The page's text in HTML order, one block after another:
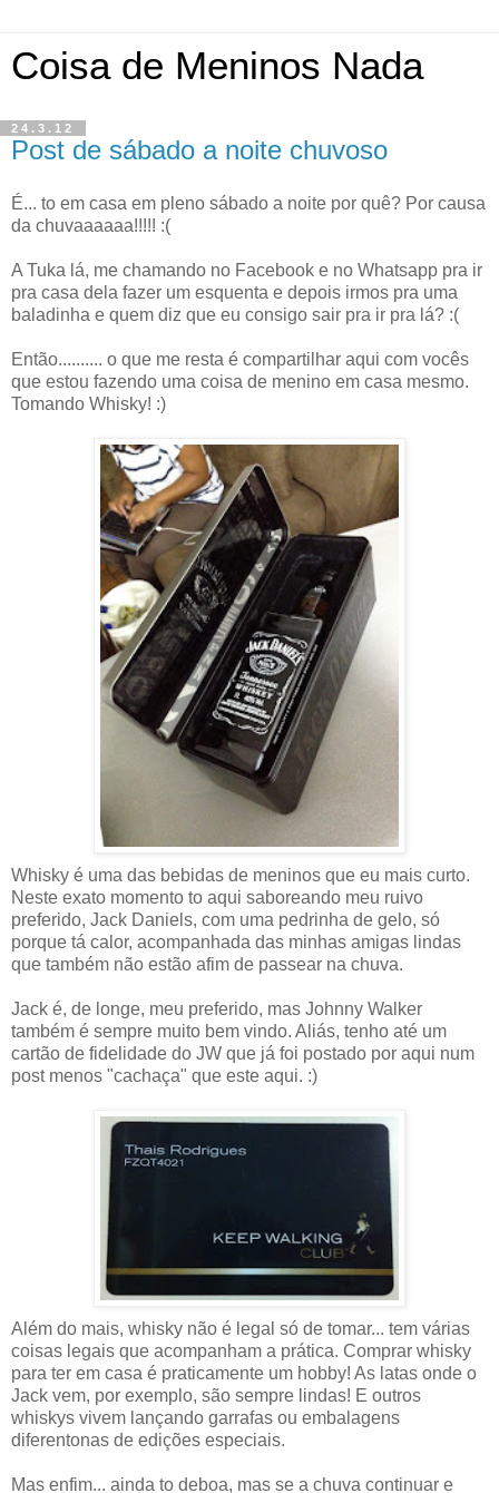
Coisa de Meninos Nada
24.3.12
Post de sábado a noite chuvoso
É... to em casa em pleno sábado a noite por quê? Por causa
da chuvaaaaaa!!!!! :(
A Tuka lá, me chamando no Facebook e no Whatsapp pra ir
pra casa dela fazer um esquenta e depois irmos pra uma
baladinha e quem diz que eu consigo sair pra ir pra lá? :(
Então.......... o que me resta é compartilhar aqui com vocês
que estou fazendo uma coisa de menino em casa mesmo.
Tomando Whisky! :)
Whisky é uma das bebidas de meninos que eu mais curto.
Neste exato momento to aqui saboreando meu ruivo
preferido, Jack Daniels, com uma pedrinha de gelo, só
porque tá calor, acompanhada das minhas amigas lindas
que também não estão afim de passear na chuva.
Jack é, de longe, meu preferido, mas Johnny Walker
também é sempre muito bem vindo. Aliás, tenho até um
cartão de fidelidade do JW que já foi postado por aqui num
post menos "cachaça" que este aqui. :)
Além do mais, whisky não é legal só de tomar... tem várias
coisas legais que acompanham a prática. Comprar whisky
para ter em casa é praticamente um hobby! As latas onde o
Jack vem, por exemplo, são sempre lindas! E outros
whiskys vivem lançando garrafas ou embalagens
diferentonas de edições especiais.
Mas enfim... ainda to deboa, mas se a chuva continuar e